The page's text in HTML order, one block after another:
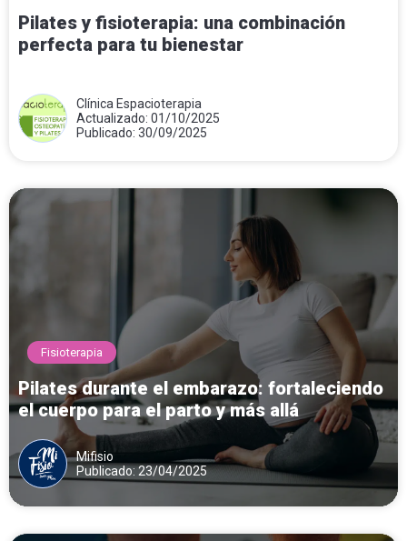
Pilates y fisioterapia: una combinación
perfecta para tu bienestar
Clínica Espacioterapia
Actualizado: 01/10/2025
Publicado: 30/09/2025
Fisioterapia
Pilates durante el embarazo: fortaleciendo
el cuerpo para el parto y más allá
Mifisio
Publicado: 23/04/2025